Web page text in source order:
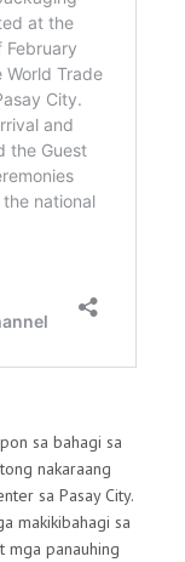
sa bahagi sa
nakaraang
sa Pasay City.
makikibahagi sa
mga panauhing